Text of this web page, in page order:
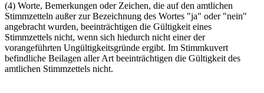
(4) Worte, Bemerkungen oder Zeichen, die auf den amtlichen
Stimmzetteln außer zur Bezeichnung des Wortes "ja" oder "nein"
angebracht wurden, beeinträchtigen die Gültigkeit eines
Stimmzettels nicht, wenn sich hiedurch nicht einer der
vorangeführten Ungültigkeitsgründe ergibt. Im Stimmkuvert
befindliche Beilagen aller Art beeinträchtigen die Gültigkeit des
amtlichen Stimmzettels nicht.